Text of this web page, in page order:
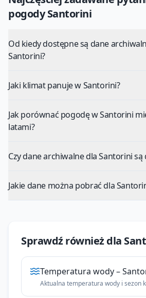
pogodySantorini
Od kiedy dostępne są dane
Santorini?
Jaki klimat panuje w Santorini?
Jak porównać pogodę w Santorini
latami?
Czy dane archiwalne dla Santorini są
Jakie dane można pobrać dla
Sprawdź również dla
Temperatura wody–
Aktualna temperatura wody i sezon